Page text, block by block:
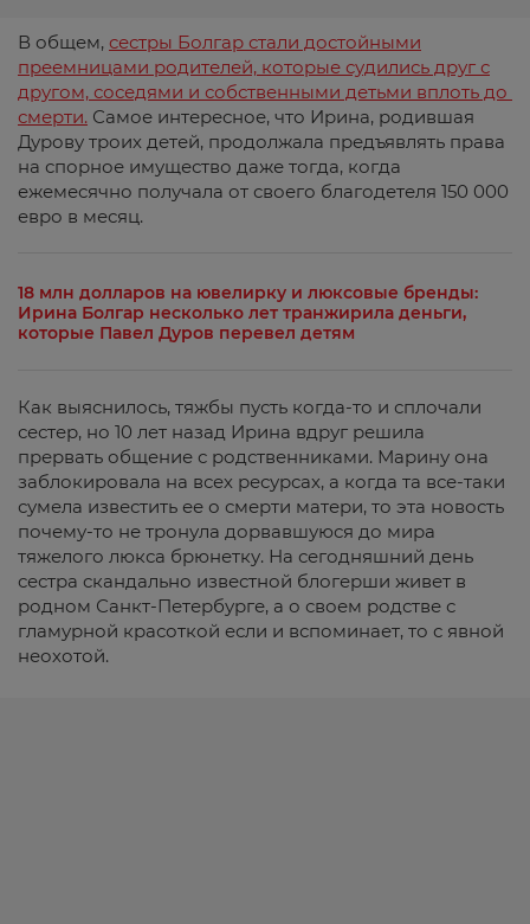
В общем, сестры Болгар стали достойными
преемницами родителей, которые судились друг с
другом, соседями и собственными детьми вплоть до
смерти. Самое интересное, что Ирина, родившая
Дурову троих детей, продолжала предъявлять права
на спорное имущество даже тогда, когда
ежемесячно получала от своего благодетеля 150 000
евро в месяц.
18 млн долларов на ювелирку и люксовые бренды:
Ирина Болгар несколько лет транжирила деньги,
которые Павел Дуров перевел детям
Как выяснилось, тяжбы пусть когда-то и сплочали
сестер, но 10 лет назад Ирина вдруг решила
прервать общение с родственниками. Марину она
заблокировала на всех ресурсах, а когда та все-таки
сумела известить ее о смерти матери, то эта новость
почему-то не тронула дорвавшуюся до мира
тяжелого люкса брюнетку. На сегодняшний день
сестра скандально известной блогерши живет в
родном Санкт-Петербурге, а о своем родстве с
гламурной красоткой если и вспоминает, то с явной
неохотой.